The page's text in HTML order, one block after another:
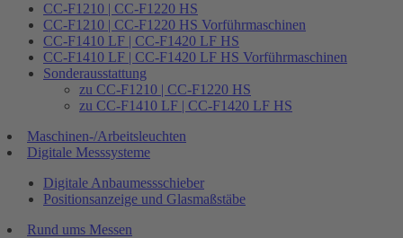
CC-F1210 | CC-F1220 HS
CC-F1210 | CC-F1220 HS Vorführmaschinen
CC-F1410 LF | CC-F1420 LF HS
CC-F1410 LF | CC-F1420 LF HS Vorführmaschinen
Sonderausstattung
zu CC-F1210 | CC-F1220 HS
zu CC-F1410 LF | CC-F1420 LF HS
Maschinen-/Arbeitsleuchten
Digitale Messsysteme
Digitale Anbaumessschieber
Positionsanzeige und Glasmaßstäbe
Rund ums Messen